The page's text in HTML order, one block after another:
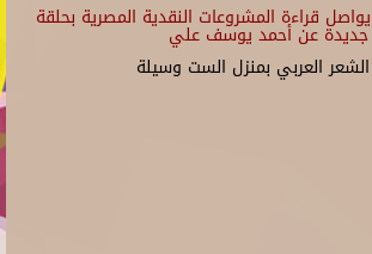
قراءة المشروعات النقدية المصرية بحلقة
جديدة عن أحمد يوسف علي
العربي بمنزل الست وسيلة